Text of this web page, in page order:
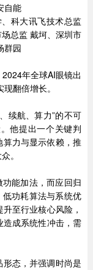
自能
科大讯飞技术总监
总监 戴坷、深圳市
群园
年全球AI眼镜出
翻倍增长。
续航、算力”的不可
他提出一个关键判
力与显示依赖，推
。
能加法，而应回归
功耗算法与系统优
至行业核心风险，
成系统性冲击，需
态，并强调时尚是